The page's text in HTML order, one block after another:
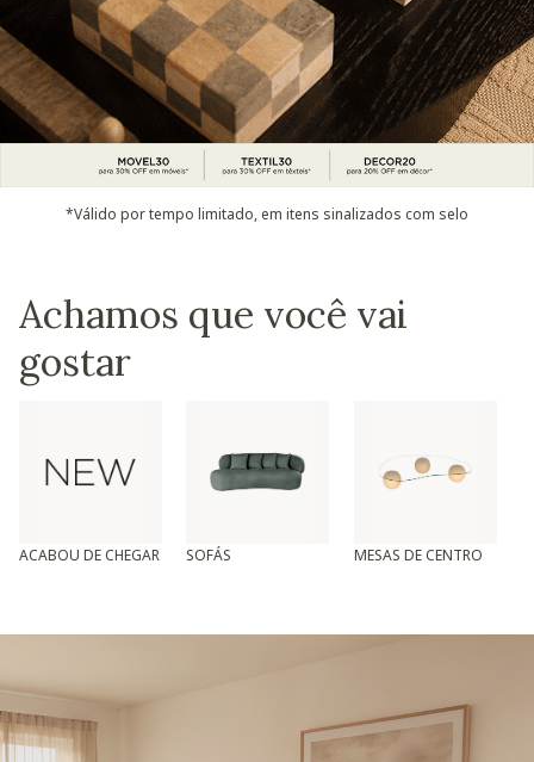
*Válido por tempo limitado, em itens sinalizados com selo
Achamos que você vai
gostar
ACABOU DE CHEGAR SOFÁS MESAS DE CENTRO